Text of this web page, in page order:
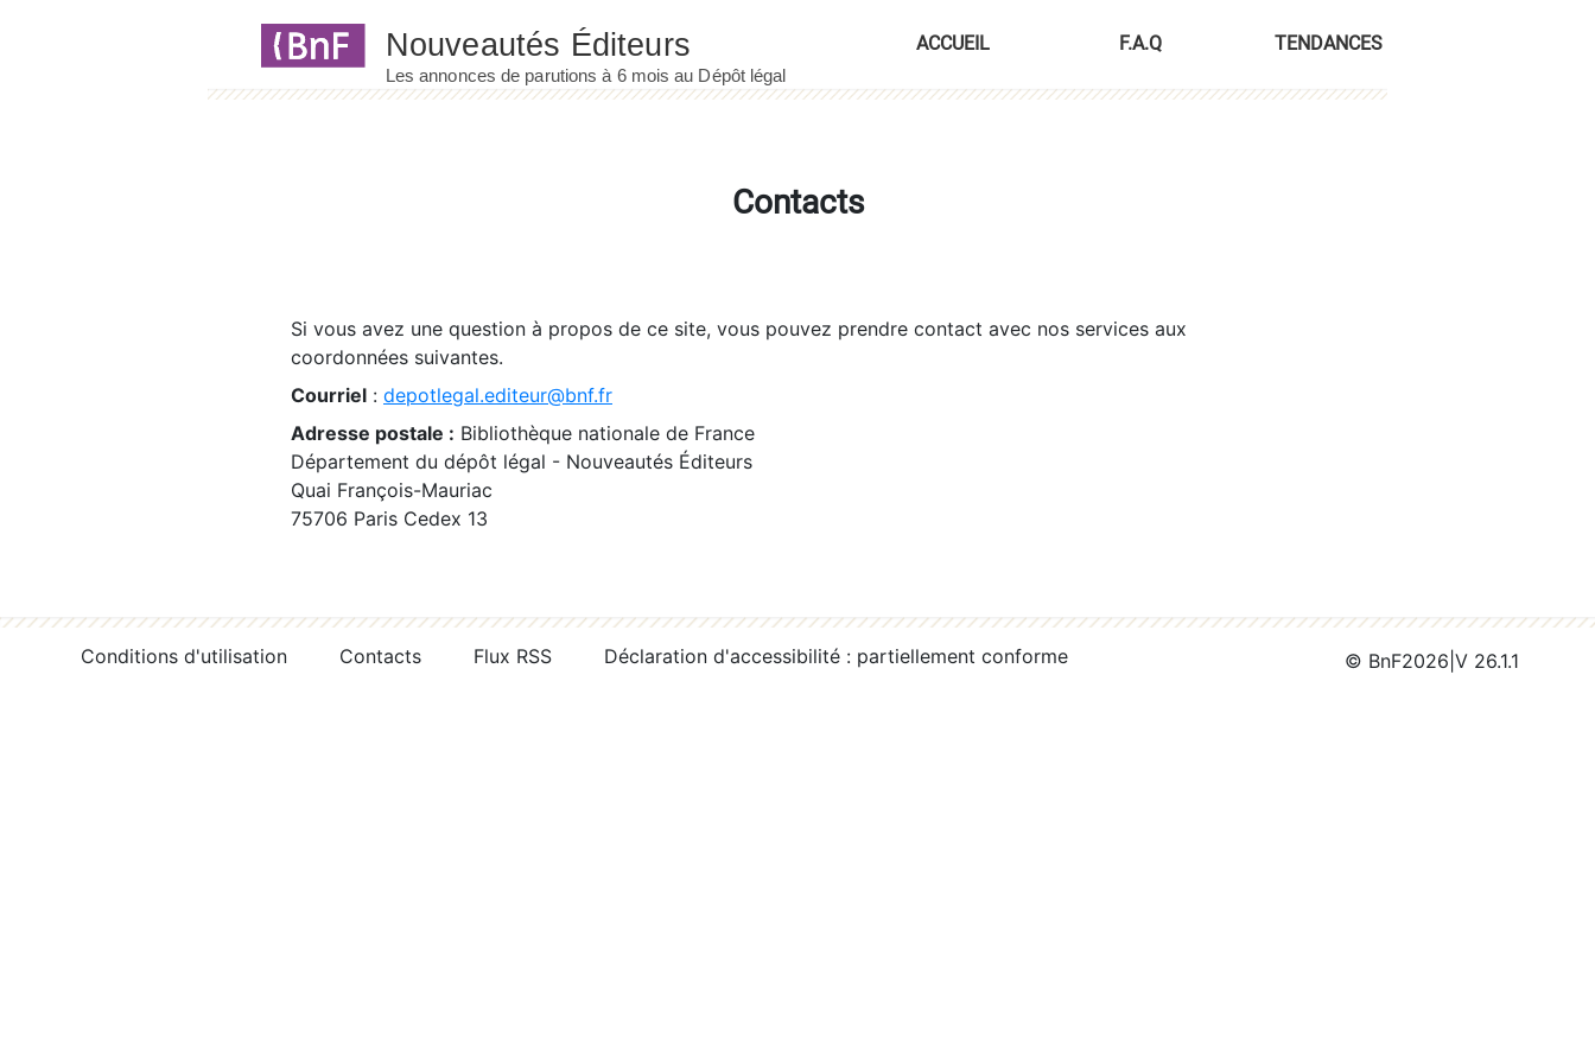
ACCUEIL F.A.Q TENDANCES
Contacts
Si vous avez une question à propos de ce site, vous pouvez prendre contact avec nos services aux
coordonnées suivantes.
Courriel : depotlegal.editeur@bnf.fr
Adresse postale : Bibliothèque nationale de France
Département du dépôt légal - Nouveautés Éditeurs
Quai François-Mauriac
75706 Paris Cedex 13
Conditions d'utilisation Contacts Flux RSS Déclaration d'accessibilité : partiellement conforme © BnF2026 V 26.1.1